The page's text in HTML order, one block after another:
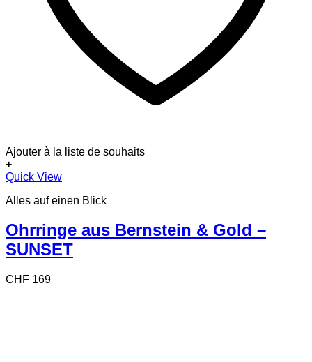
Ajouter à la liste de souhaits
+
Quick View
Alles auf einen Blick
Ohrringe aus Bernstein & Gold –
SUNSET
CHF 169